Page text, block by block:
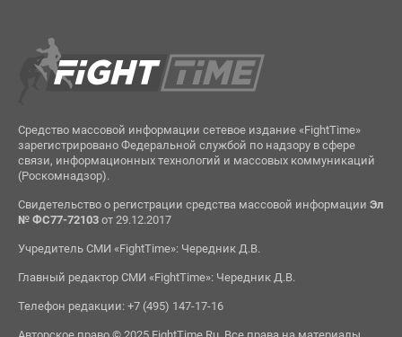
Средство массовой информации сетевое издание «FightTime»
зарегистрировано Федеральной службой по надзору в сфере
связи, информационных технологий и массовых коммуникаций
(Роскомнадзор).
Свидетельство о регистрации средства массовой информации Эл
№ ФС77-72103от 29.12.2017
Учредитель СМИ «FightTime»: Чередник Д.В.
Главный редактор СМИ «FightTime»: Чередник Д.В.
Телефон редакции: +7 (495) 147-17-16